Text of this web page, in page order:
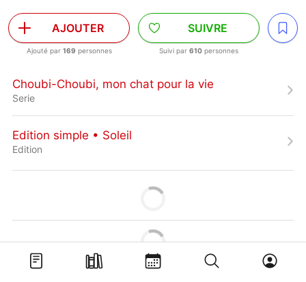
AJOUTER
Ajouté par 169 personnes
SUIVRE
Suivi par 610 personnes
Choubi-Choubi, mon chat pour la vie
Serie
Edition simple • Soleil
Edition